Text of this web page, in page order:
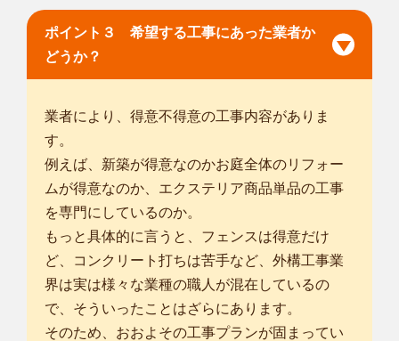
ポイント３ 希望する工事にあった業者か
どうか？
業者により、得意不得意の工事内容がありま
す。
例えば、新築が得意なのかお庭全体のリフォー
ムが得意なのか、エクステリア商品単品の工事
を専門にしているのか。
もっと具体的に言うと、フェンスは得意だけ
ど、コンクリート打ちは苦手など、外構工事業
界は実は様々な業種の職人が混在しているの
で、そういったことはざらにあります。
そのため、おおよその工事プランが固まってい